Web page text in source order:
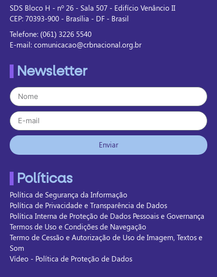
SDS Bloco H - nº 26 - Sala 507 - Edifício Venâncio II
CEP: 70393-900 - Brasília - DF - Brasil
Telefone: (061) 3226 5540
E-mail: comunicacao@crbnacional.org.br
Newsletter
Enviar
Políticas
Política de Segurança da Informação
Política de Privacidade e Transparência de Dados
Política Interna de Proteção de Dados Pessoais e Governança
Termos de Uso e Condições de Navegação
Termo de Cessão e Autorização de Uso de Imagem, Textos e
Som
Vídeo - Política de Proteção de Dados